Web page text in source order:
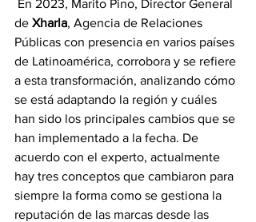
de Xharla, Agencia de Relaciones
Públicas con presencia en varios países
de Latinoamérica, corrobora y se refiere
a esta transformación, analizando cómo
se está adaptando la región y cuáles
han sido los principales cambios que se
han implementado a la fecha. De
acuerdo con el experto, actualmente
hay tres conceptos que cambiaron para
siempre la forma como se gestiona la
reputación de las marcas desde las